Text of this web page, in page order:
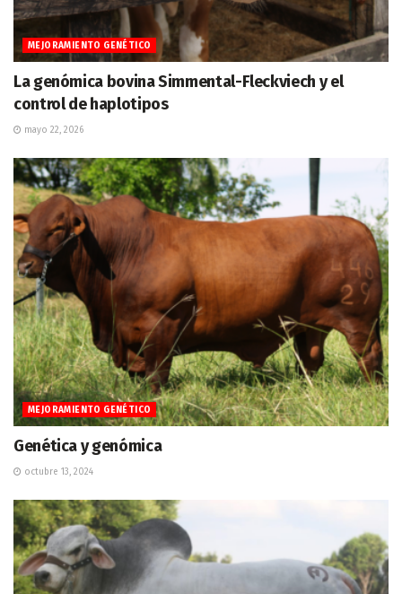
MEJORAMIENTO GENÉTICO
La genómica bovina Simmental-Fleckviech y el
control de haplotipos
mayo 22, 2026
MEJORAMIENTO GENÉTICO
Genética y genómica
octubre 13, 2024